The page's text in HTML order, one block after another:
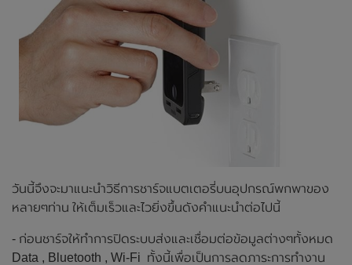
วันนี้จึงจะมาแนะนำวิธีการชาร์จแบตเตอรี่บนอุปกรณ์พกพาของ
หลายๆท่าน ให้เต็มเร็วและไวยิ่งขึ้นดังคำแนะนำต่อไปนี้
- ก่อนชาร์จให้ทำการปิดระบบส่งและเชื่อมต่อข้อมูลต่างๆทั้งหมด
Data , Bluetooth , Wi-Fi ทั้งนี้เพื่อเป็นการลดภาระการทำงาน